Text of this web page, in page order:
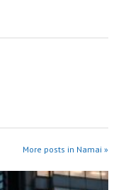
More posts in Namai »